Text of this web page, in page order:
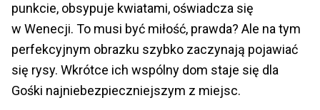
punkcie, obsypuje kwiatami, oświadcza się
w Wenecji. To musi być miłość, prawda? Ale na tym
perfekcyjnym obrazku szybko zaczynają pojawiać
się rysy. Wkrótce ich wspólny dom staje się dla
Gośki najniebezpieczniejszym z miejsc.